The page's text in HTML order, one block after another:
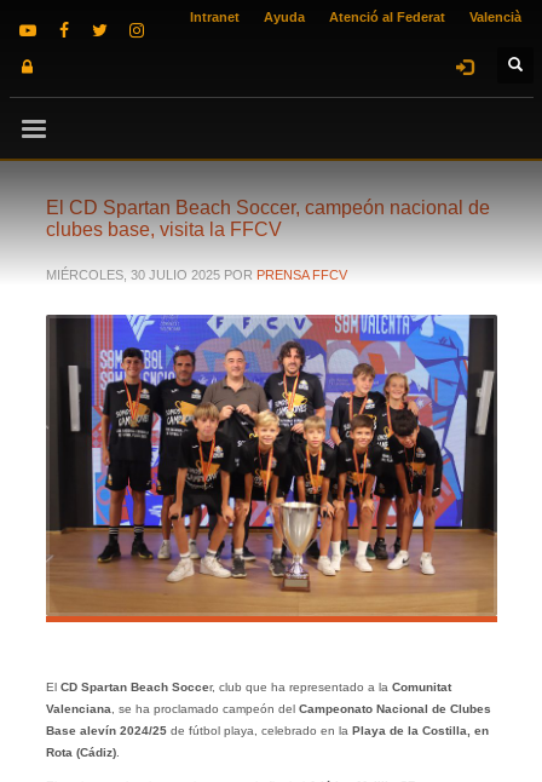
Intranet Ayuda Atenció al Federat Valencià
El CD Spartan Beach Soccer, campeón nacional de
clubes base, visita la FFCV
MIÉRCOLES, 30 JULIO 2025 POR PRENSA FFCV
El CD Spartan Beach Soccer, club que ha representado a la Comunitat
Valenciana , se ha proclamado campeón delCampeonato Nacional de Clubes
Base alevín 2024/25de fútbol playa, celebrado en la Playa de la Costilla, en
Rota (Cádiz).